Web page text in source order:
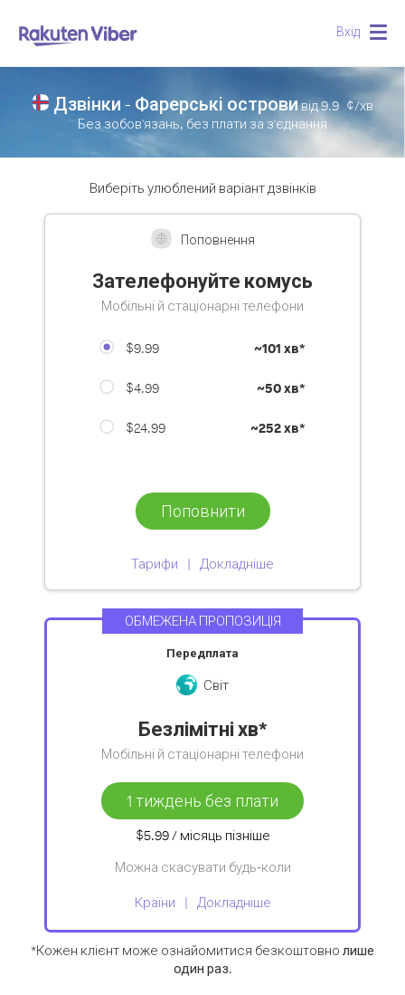
Вхід
Дзвінки - Фарерські островивід9.9 ¢/хв
Без зобов'язань, без плати за з'єднання
Виберіть улюблений варіант дзвінків
Поповнення
Зателефонуйте комусь
Мобільні й стаціонарні телефони
$9.99 ~101 хв*
$4.99 ~50 хв*
$24.99 ~252 хв*
Поповнити
Тарифи Докладніше
ОБМЕЖЕНА ПРОПОЗИЦІЯ
Передплата
Світ
Безлімітні хв*
Мобільні й стаціонарні телефони
1 тиждень без плати
$5.99/ місяць пізніше
Можна скасувати будь-коли
Країни Докладніше
*Кожен клієнт може ознайомитися безкоштовно лише
один раз.